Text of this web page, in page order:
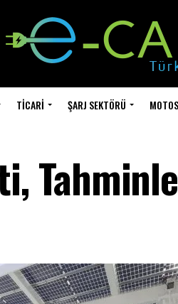
TICARI ŞARJ SEKTÖRÜ